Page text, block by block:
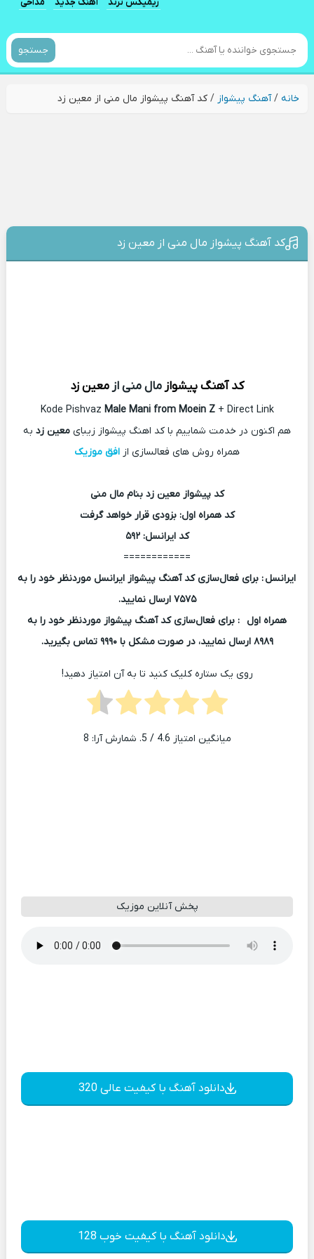
جستجو
خانه/آهنگ پیشواز / کد آهنگ پیشواز مال منی از معین زد
کد آهنگ پیشواز مال منی از معین زد
کد آهنگ پیشوازمال منی ازمعین زد
Kode Pishvaz Male Mani from Moein Z+ Direct Link
هم اکنون در خدمت شماییم با کد اهنگ پیشواز زیبای معین زد به
همراه روش های فعالسازی از افق موزیک
کد پیشواز معین زد بنام مال منی
کد همراه اول: بزودی قرار خواهد گرفت
کد ایرانسل: ۵۹۲
============
ایرانسل : برای فعال‌سازی کد آهنگ پیشواز ایرانسل موردنظر خود را به
۷۵۷۵ ارسال نمایید.
همراه اول : برای فعال‌سازی کد آهنگ پیشواز موردنظر خود را به
۸۹۸۹ ارسال نمایید، در صورت مشکل با ۹۹۹۰ تماس بگیرید.
روی یک ستاره کلیک کنید تا به آن امتیاز دهید!
میانگین امتیاز 4.6 / 5. شمارش آرا: 8
پخش آنلاین موزیک
دانلود آهنگ با کیفیت عالی 320
دانلود آهنگ با کیفیت خوب 128